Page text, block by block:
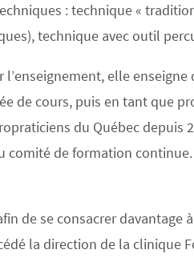
: technique «
technique avec outil
l’enseignement, elle
de cours, puis en tant que
du Québec
comité de formation
de se consacrer
la direction de la clinique